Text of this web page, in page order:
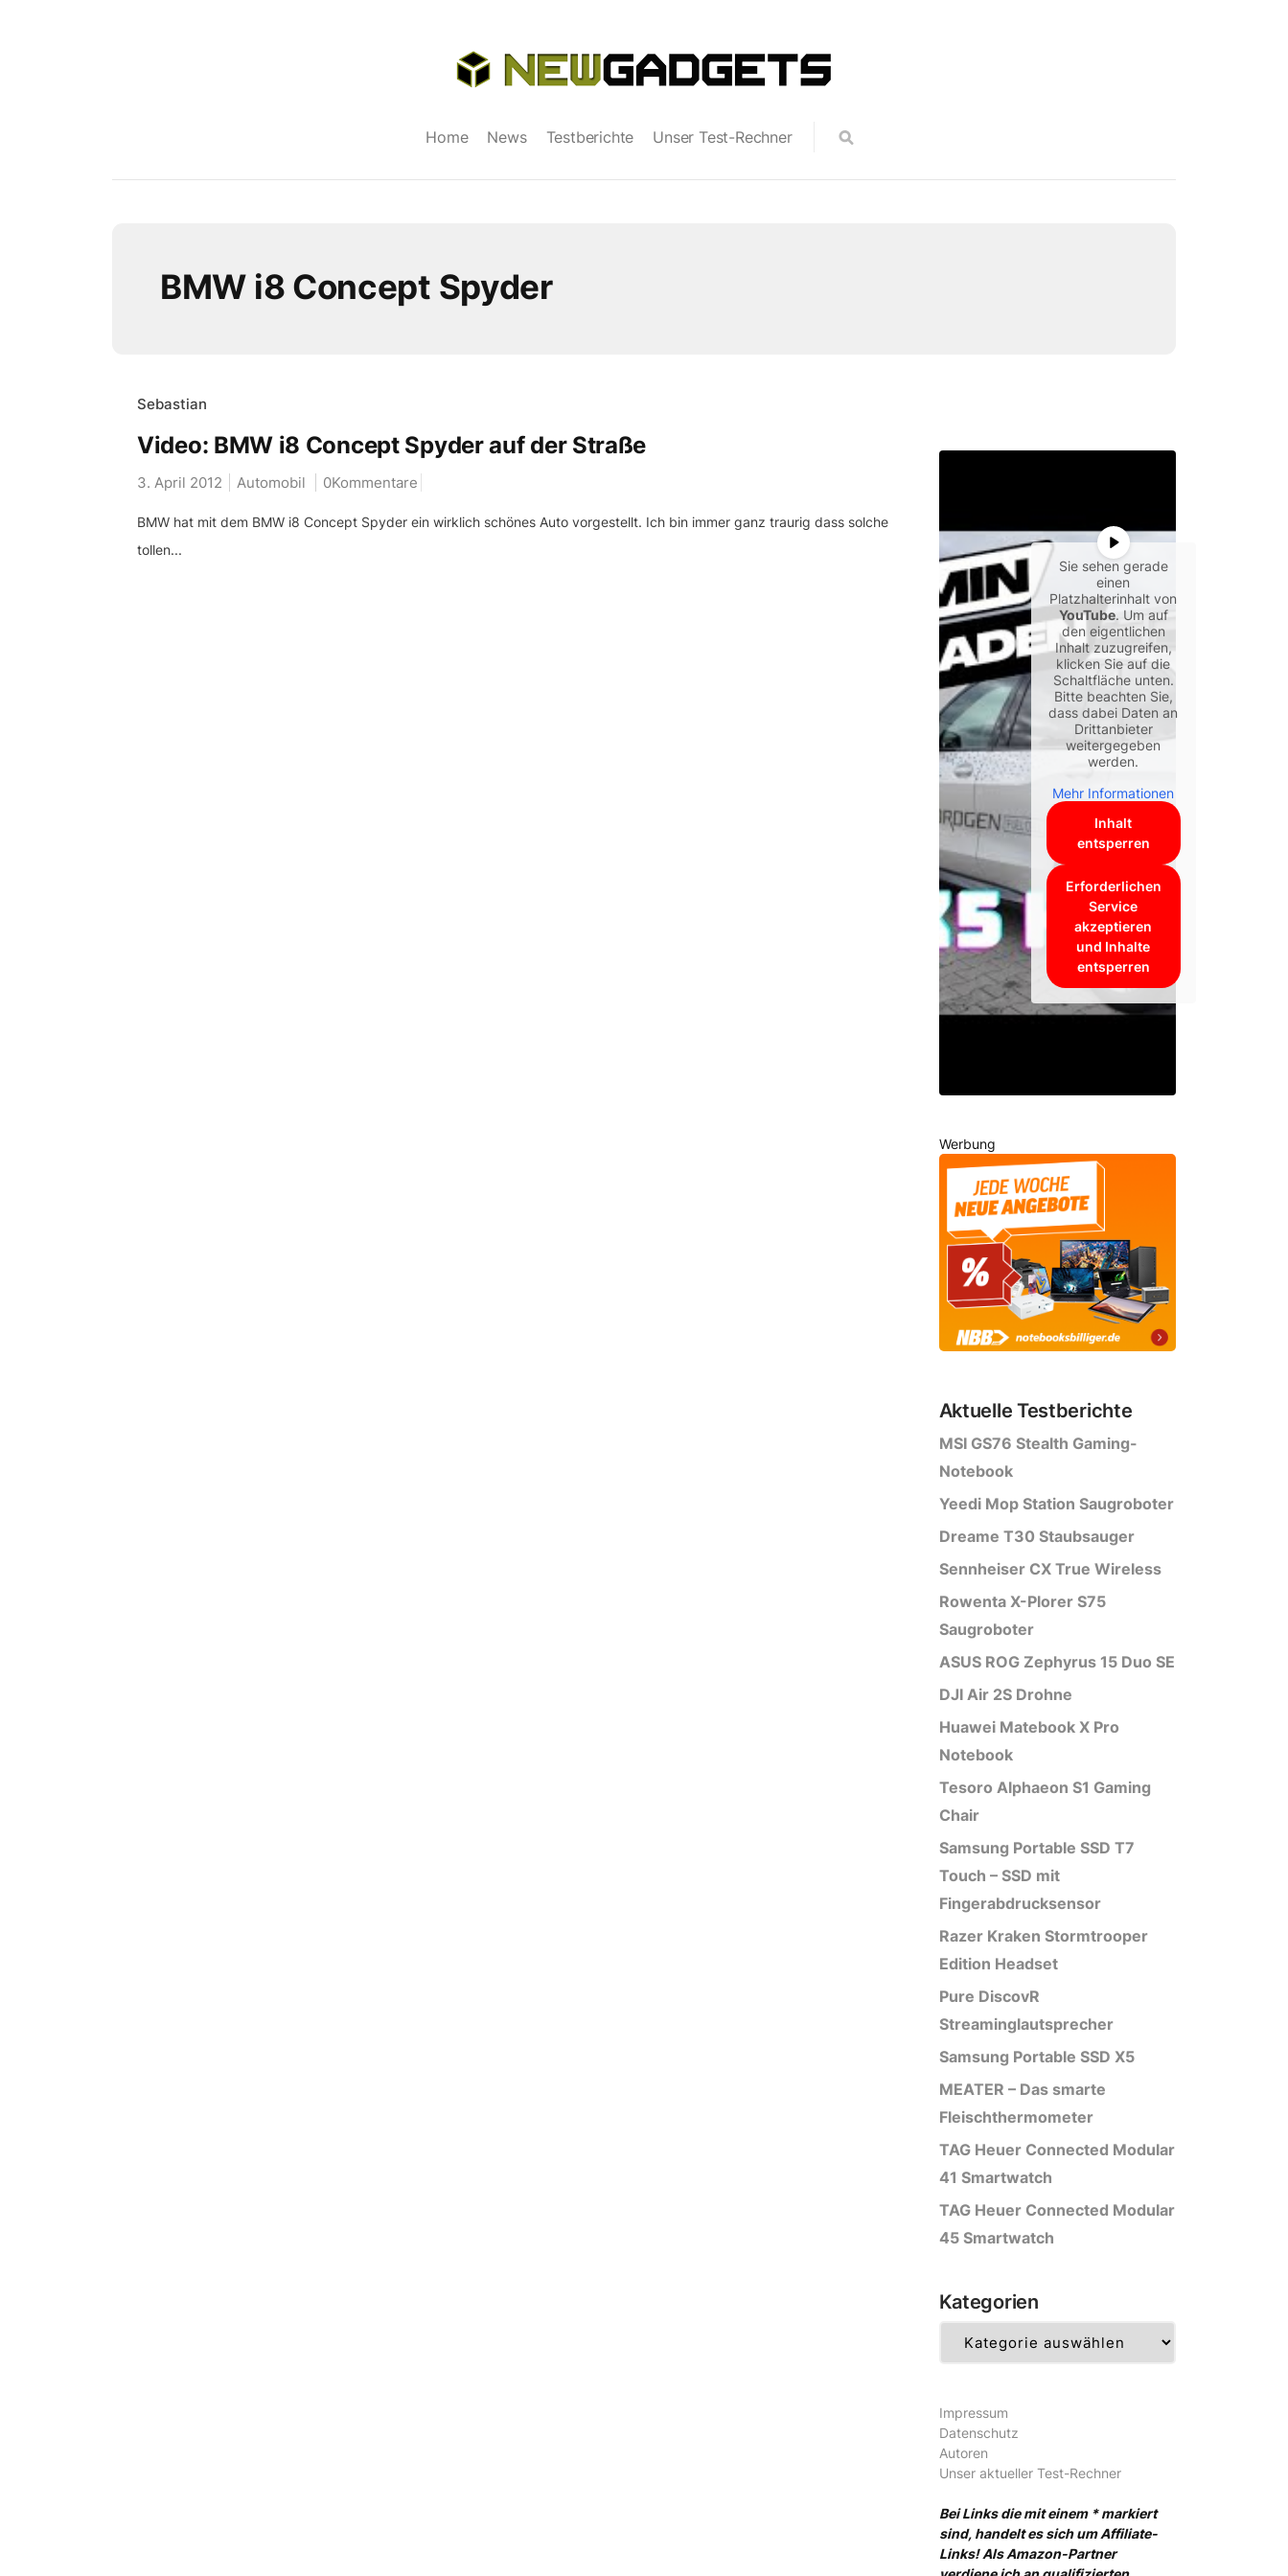
Home News Testberichte Unser Test-Rechner
BMW i8 Concept Spyder
Sebastian
Video: BMW i8 Concept Spyder auf der Straße
3. April 2012 Automobil 0Kommentare
BMW hat mit dem BMW i8 Concept Spyder ein wirklich schönes Auto vorgestellt. Ich bin immer ganz traurig dass solche
tollen...
Sie sehen gerade
einen
Platzhalterinhalt von
YouTube. Um auf
den eigentlichen
Inhalt zuzugreifen,
klicken Sie auf die
Schaltfläche unten.
Bitte beachten Sie,
dass dabei Daten an
Drittanbieter
weitergegeben
werden.
Mehr Informationen
Inhalt
entsperren
Erforderlichen
Service
akzeptieren
und Inhalte
entsperren
Werbung
Aktuelle Testberichte
MSI GS76 Stealth Gaming-
Notebook
Yeedi Mop Station Saugroboter
Dreame T30 Staubsauger
Sennheiser CX True Wireless
Rowenta X-Plorer S75
Saugroboter
ASUS ROG Zephyrus 15 Duo SE
DJI Air 2S Drohne
Huawei Matebook X Pro
Notebook
Tesoro Alphaeon S1 Gaming
Chair
Samsung Portable SSD T7
Touch – SSD mit
Fingerabdrucksensor
Razer Kraken Stormtrooper
Edition Headset
Pure DiscovR
Streaminglautsprecher
Samsung Portable SSD X5
MEATER – Das smarte
Fleischthermometer
TAG Heuer Connected Modular
41 Smartwatch
TAG Heuer Connected Modular
45 Smartwatch
Kategorien
Impressum
Datenschutz
Autoren
Unser aktueller Test-Rechner
Bei Links die mit einem * markiert
sind, handelt es sich um Affiliate-
Links! Als Amazon-Partner